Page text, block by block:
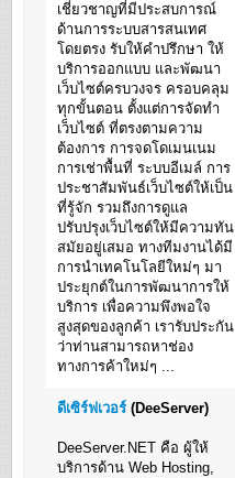
เชี่ยวชาญที่มีประสบการณ์
ด้านการระบบสารสนเทศ
โดยตรง รับให้คำปรึกษา ให้
บริการออกแบบ และพัฒนา
เว็บไซต์ครบวงจร ครอบคลุม
ทุกขั้นตอน ตั้งแต่การจัดทำ
เว็บไซต์ ที่ตรงตามความ
ต้องการ การจดโดเมนเนม
การเช่าพื้นที่ ระบบอีเมล์ การ
ประชาสัมพันธ์เว็บไซต์ให้เป็น
ที่รู้จัก รวมถึงการดูแล
ปรับปรุงเว็บไซต์ให้มีความทัน
สมัยอยู่เสมอ ทางทีมงานได้มี
การนำเทคโนโลยีใหม่ๆ มา
ประยุกต์ในการพัฒนาการให้
บริการ เพื่อความพึงพอใจ
สูงสุดของลูกค้า เรารับประกัน
ว่าท่านสามารถหาช่อง
ทางการค้าใหม่ๆ ...
ดีเซิร์ฟเวอร์ (DeeServer)
DeeServer.NET คือ ผู้ให้
บริการด้าน Web Hosting,